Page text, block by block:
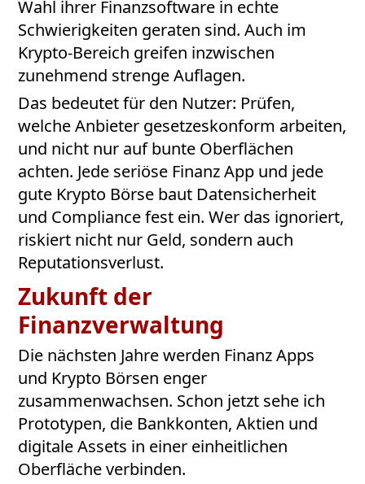
Wahl ihrer Finanzsoftware in echte
Schwierigkeiten geraten sind. Auch im
Krypto-Bereich greifen inzwischen
zunehmend strenge Auflagen.
Das bedeutet für den Nutzer: Prüfen,
welche Anbieter gesetzeskonform arbeiten,
und nicht nur auf bunte Oberflächen
achten. Jede seriöse Finanz App und jede
gute Krypto Börse baut Datensicherheit
und Compliance fest ein. Wer das ignoriert,
riskiert nicht nur Geld, sondern auch
Reputationsverlust.
Zukunft der
Finanzverwaltung
Die nächsten Jahre werden Finanz Apps
und Krypto Börsen enger
zusammenwachsen. Schon jetzt sehe ich
Prototypen, die Bankkonten, Aktien und
digitale Assets in einer einheitlichen
Oberfläche verbinden.